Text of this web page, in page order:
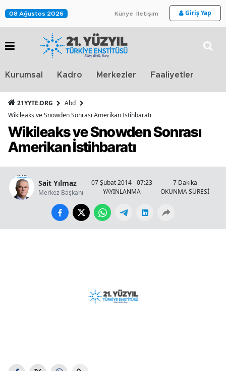
08 Ağustos 2026 Künye İletişim Giriş Yap
Kurumsal Kadro Merkezler Faaliyetler
21YYTE.ORG
Abd
Wikileaks ve Snowden Sonrası Amerikan İstihbaratı
Wikileaks ve Snowden Sonrası
Amerikan İstihbaratı
Sait Yılmaz
Merkez Başkanı
07 Şubat 2014 - 07:23
YAYINLANMA
7 Dakika
OKUNMA SÜRESİ